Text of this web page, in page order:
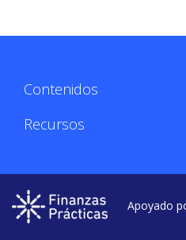
Contenidos
Recursos
Apoyado